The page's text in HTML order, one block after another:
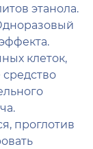
этанола.
клеток,
проглотив